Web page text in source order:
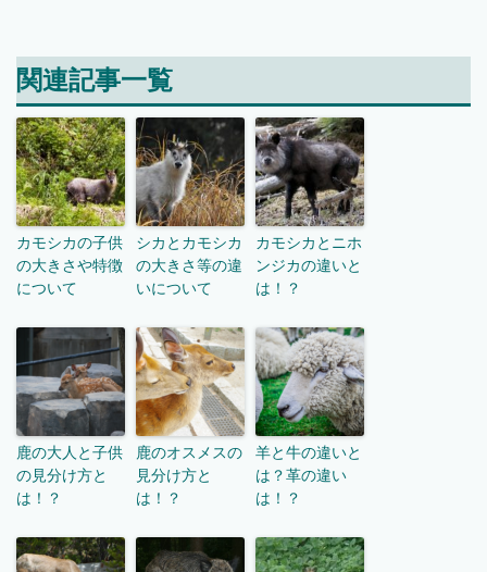
関連記事一覧
カモシカの子供
の大きさや特徴
について
シカとカモシカ
の大きさ等の違
いについて
カモシカとニホ
ンジカの違いと
は！？
鹿の大人と子供
の見分け方と
は！？
鹿のオスメスの
見分け方と
は！？
羊と牛の違いと
は？革の違い
は！？